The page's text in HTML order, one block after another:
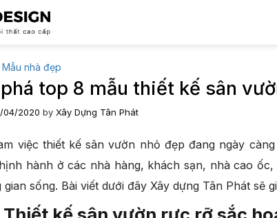
Mẫu nhà đẹp
top 8 mẫu thiết kế sân
04/2020 by Xây Dựng Tân Phát
việc thiết kế sân vườn nhỏ đẹp đang ngày
hành ở các nhà hàng, khách sạn, nhà cao
sống. Bài viết dưới đây Xây dựng Tân Phát sẽ